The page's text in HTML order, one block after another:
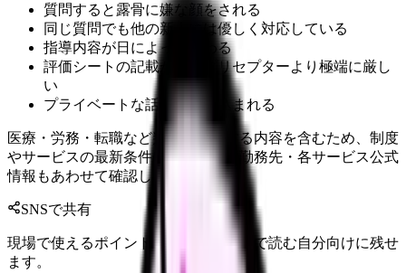
質問すると露骨に嫌な顔をされる
同じ質問でも他の新人には優しく対応している
指導内容が日によって変わる
評価シートの記載が他のプリセプターより極端に厳し
い
プライベートな話題に踏み込まれる
医療・労務・転職など判断に影響する内容を含むため、制度
やサービスの最新条件は公的機関・勤務先・各サービス公式
情報もあわせて確認してください。
SNSで共有
現場で使えるポイントを、同僚やあとで読む自分向けに残せ
ます。